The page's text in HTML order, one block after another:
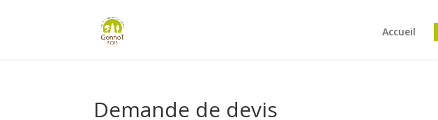
Accueil
Demande de devis